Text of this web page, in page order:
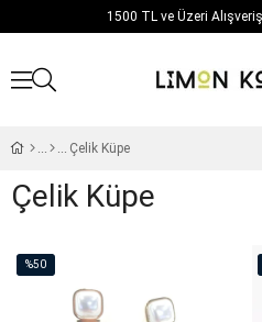
1500 TL ve Üzeri
Çelik Küpe
Çelik Küpe
%50
%50İndirim